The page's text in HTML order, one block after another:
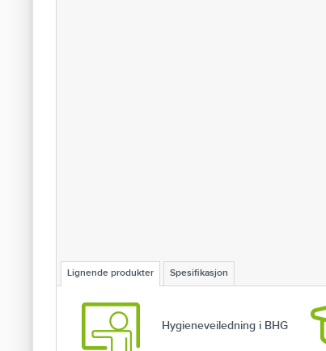
Lignende produkter Spesifikasjon
Hygieneveiledning i BHG